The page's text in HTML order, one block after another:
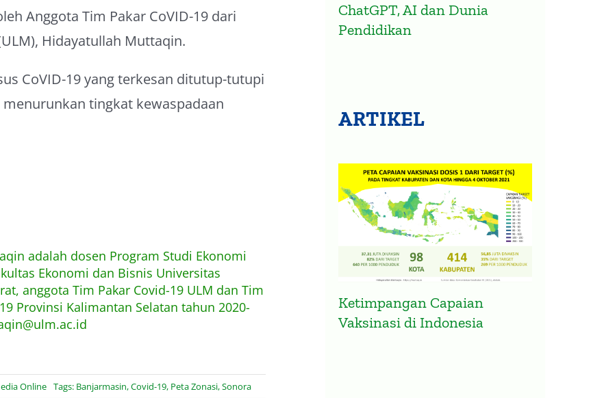
Anggota Tim Pakar CoVID-19 dari
Hidayatullah Muttaqin.
CoVID-19 yang terkesan ditutup-tutupi
tingkat kewaspadaan
adalah dosen Program Studi Ekonomi
Ekonomi dan Bisnis Universitas
anggota Tim Pakar Covid-19 ULM dan Tim
Provinsi Kalimantan Selatan tahun 2020-
Online Tags: Banjarmasin,Covid-19, Peta Zonasi,Sonora
ChatGPT, AI dan Dunia
Pendidikan
ARTIKEL
Ketimpangan Capaian
Vaksinasi di Indonesia